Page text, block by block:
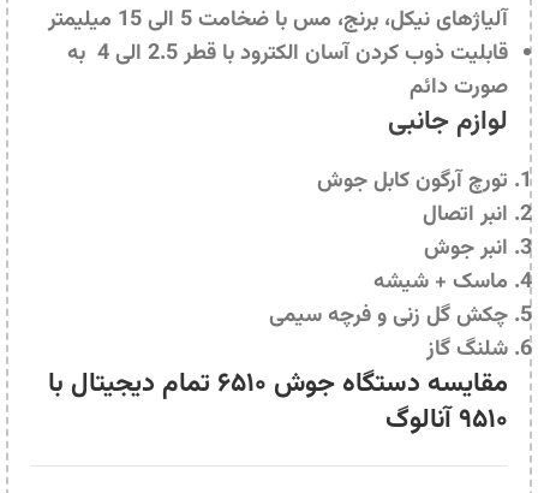
آلیاژهای نیکل، برنج، مس با ضخامت 5 الی 15 میلیمتر
قابلیت ذوب کردن آسان الکترود با قطر 2.5 الی 4 به
صورت دائم
لوازم جانبی
تورچ آرگون کابل جوش
انبر اتصال
انبر جوش
ماسک + شیشه
چکش گل زنی و فرچه سیمی
شلنگ گاز
مقایسه دستگاه جوش ۶۵۱۰ تمام دیجیتال با
۹۵۱۰ آنالوگ